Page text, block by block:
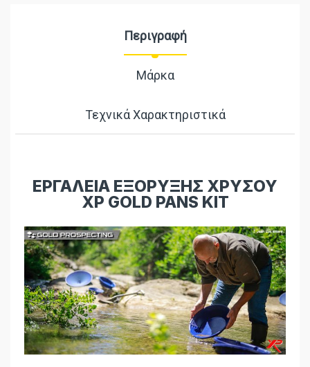
Περιγραφή
Μάρκα
Τεχνικά Χαρακτηριστικά
ΕΡΓΑΛΕΙΑ ΕΞΟΡΥΞΗΣ ΧΡΥΣΟΥ
XP GOLD PANS KIT